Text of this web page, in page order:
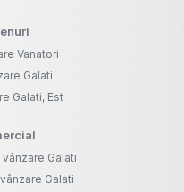
Vanatori
Galati
Galati, Est
Galati
Galati